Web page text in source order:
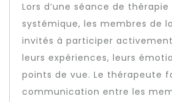
Lors d’une séance de
systémique, les membres de
invités à participer
leurs expériences, leurs
points de vue. Le thérapeute
communication entre les